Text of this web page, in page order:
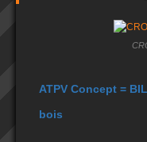
ATPV Concept =
bois